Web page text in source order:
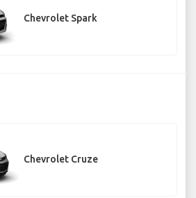
Chevrolet Spark
Chevrolet Cruze